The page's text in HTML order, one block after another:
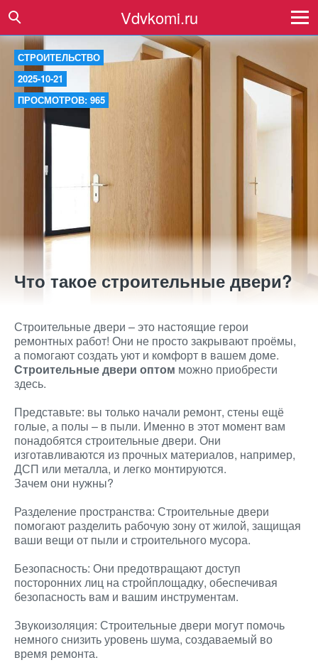
Vdvkomi.ru
СТРОИТЕЛЬСТВО
2025-10-21
ПРОСМОТРОВ: 965
Что такое строительные двери?
Строительные двери – это настоящие герои
ремонтных работ! Они не просто закрывают проёмы,
а помогают создать уют и комфорт в вашем доме.
Строительные двери оптом можно приобрести
здесь.
Представьте: вы только начали ремонт, стены ещё
голые, а полы – в пыли. Именно в этот момент вам
понадобятся строительные двери. Они
изготавливаются из прочных материалов, например,
ДСП или металла, и легко монтируются.
Зачем они нужны?
Разделение пространства: Строительные двери
помогают разделить рабочую зону от жилой, защищая
ваши вещи от пыли и строительного мусора.
Безопасность: Они предотвращают доступ
посторонних лиц на стройплощадку, обеспечивая
безопасность вам и вашим инструментам.
Звукоизоляция: Строительные двери могут помочь
немного снизить уровень шума, создаваемый во
время ремонта.